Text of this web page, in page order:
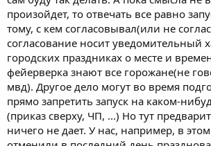
произойдет, то отвечать все равно
тому, с кем согласовывал(или не
согласование носит уведомительный
городских праздниках о месте и
фейерверка знают все горожане(не
мвд). Другое дело могут во время
прямо запретить запуск на каком-
(приказ сверху, ЧП, ...) Но тут
ничего не дает. У нас, например, в